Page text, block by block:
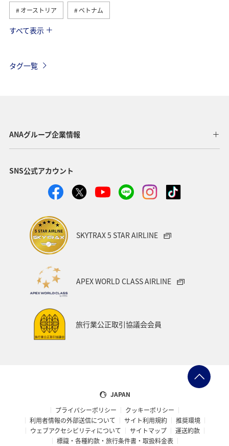
オーストリア ベトナム
フランス
春 秋 フィリピン 年末年始 グルメ
ANAショッピング A-style
アメリカ・カナダ・中南米 東アジア クリスマス
ライフ 日常
ミュンヘン
宮城県
札幌 北海道
オセアニア
すべて表示
タグ一覧
ANAグループ企業情報
SNS公式アカウント
SKYTRAX 5 STAR AIRLINE
APEX WORLD CLASS AIRLINE
旅行業公正取引協議会会員
JAPAN
プライバシーポリシー
クッキーポリシー
利用者情報の外部送信について
サイト利用規約
推奨環境
ウェブアクセシビリティについて
サイトマップ
運送約款
標識・各種約款・旅行条件書・取扱料金表